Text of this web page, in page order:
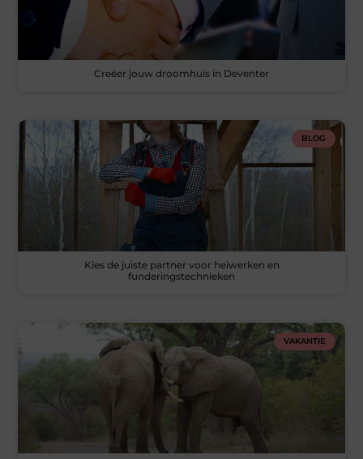
Creëer jouw droomhuis in Deventer
BLOG
Kies de juiste partner voor heiwerken en
funderingstechnieken
VAKANTIE